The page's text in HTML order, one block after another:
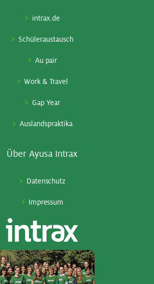
intrax.de
Schüleraustausch
Au pair
Work & Travel
Gap Year
Auslandspraktika
Über Ayu­sa In­trax
Datenschutz
Impressum